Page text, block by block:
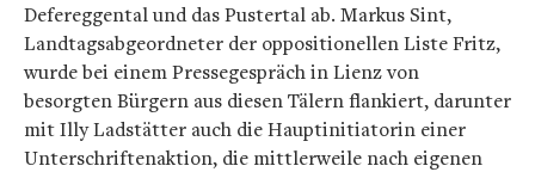
Defereggental und das Pustertal ab. Markus Sint,
Landtagsabgeordneter der oppositionellen Liste Fritz,
wurde bei einem Pressegespräch in Lienz von
besorgten Bürgern aus diesen Tälern flankiert, darunter
mit Illy Ladstätter auch die Hauptinitiatorin einer
Unterschriftenaktion, die mittlerweile nach eigenen